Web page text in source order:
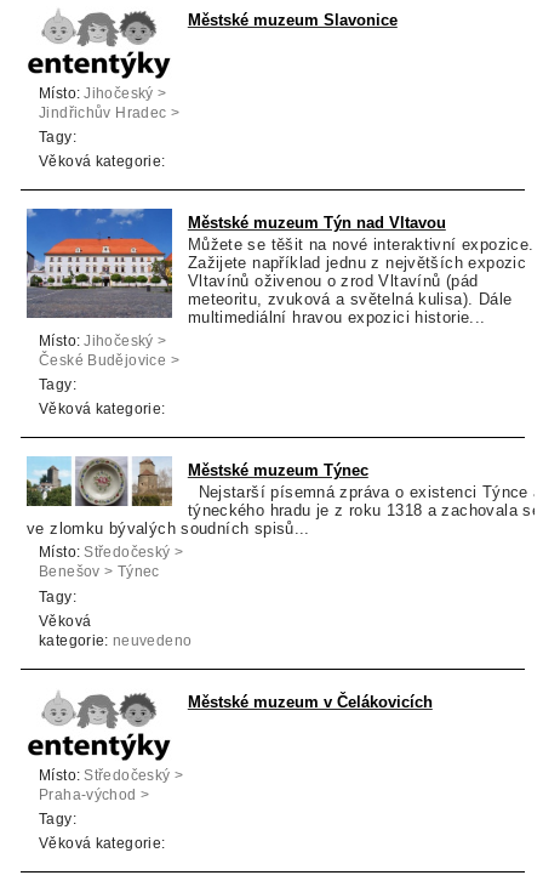
Městské muzeum Slavonice
Místo: Jihočeský >
Jindřichův Hradec >
Slavonice
Tagy:
Věková kategorie:
Městské muzeum Týn nad Vltavou
Můžete se těšit na nové interaktivní expozice.
Zažijete například jednu z největších expozic
Vltavínů oživenou o zrod Vltavínů (pád
meteoritu, zvuková a světelná kulisa). Dále
multimediální hravou expozici historie...
Místo: Jihočeský >
České Budějovice >
Týn nad Vltavou
Tagy:
Věková kategorie:
Městské muzeum Týnec
Nejstarší písemná zpráva o existenci Týnce a
týneckého hradu je z roku 1318 a zachovala se
ve zlomku bývalých soudních spisů...
Místo: Středočeský >
Benešov > Týnec
nad Sázavou
Tagy:
Věková
kategorie: neuvedeno
Městské muzeum v Čelákovicích
Místo: Středočeský >
Praha-východ >
Čelákovice
Tagy:
Věková kategorie: